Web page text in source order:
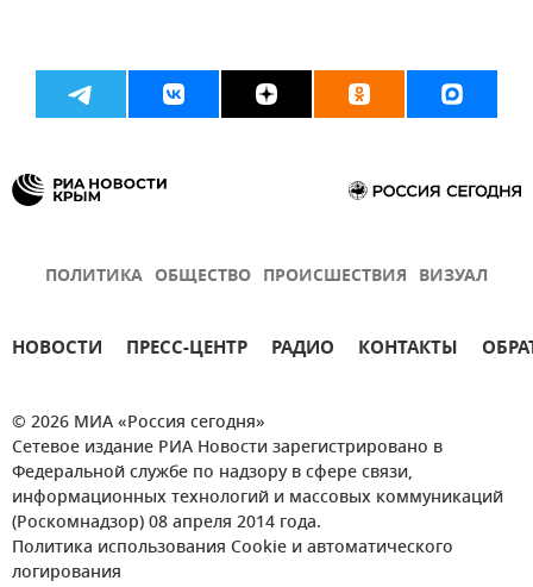
ПОЛИТИКА ОБЩЕСТВО ПРОИСШЕСТВИЯ ВИЗУАЛ
НОВОСТИ ПРЕСС-ЦЕНТР РАДИО КОНТАКТЫ
© 2026 МИА «Россия сегодня»
Сетевое издание РИА Новости зарегистрировано в
Федеральной службе по надзору в сфере связи,
информационных технологий и массовых коммуникаций
(Роскомнадзор) 08 апреля 2014 года.
Политика использования Cookie и автоматического
логирования